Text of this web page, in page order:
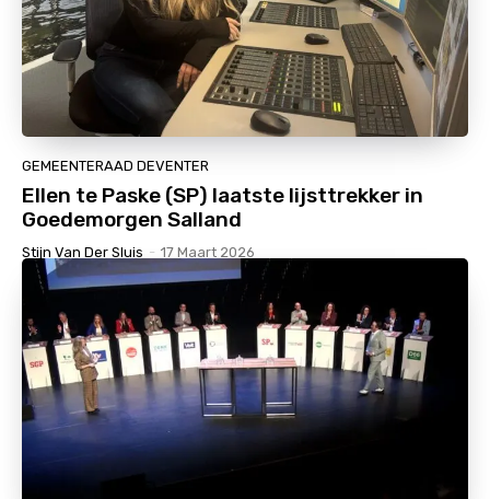
GEMEENTERAAD DEVENTER
Ellen te Paske (SP) laatste lijsttrekker in
Goedemorgen Salland
Stijn Van Der Sluis - 17 Maart 2026